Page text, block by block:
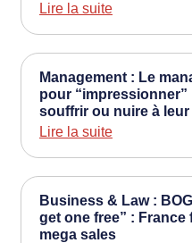
Lire la suite
Management : Le
pour “impressionner”
souffrir ou nuire à leur
Lire la suite
Business & Law :
get one free” :
mega sales